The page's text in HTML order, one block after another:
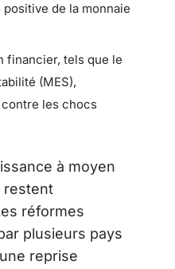
de la monnaie
financier, tels que le
(MES),
les chocs
à moyen
restent
réformes
plusieurs pays
reprise